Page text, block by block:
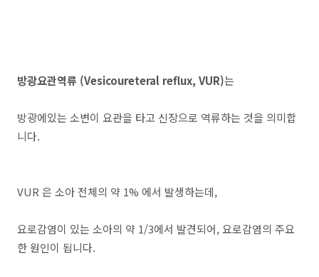
방광요관역류 (Vesicoureteral reflux, VUR)는
방광에있는 소변이 요관을 타고 신장으로 역류하는 것을 의미합
니다.
VUR 은 소아 전체의 약 1% 에서 발생하는데,
요로감염이 있는 소아의 약 1/3에서 발견되어, 요로감염의 주요
한 원인이 됩니다.